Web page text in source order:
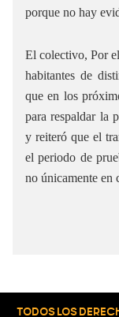
porque no hay
El colectivo, Por
habitantes de
que en los
para respaldar la
y reiteró que el
el periodo de
no únicamente en
TODOS LOS